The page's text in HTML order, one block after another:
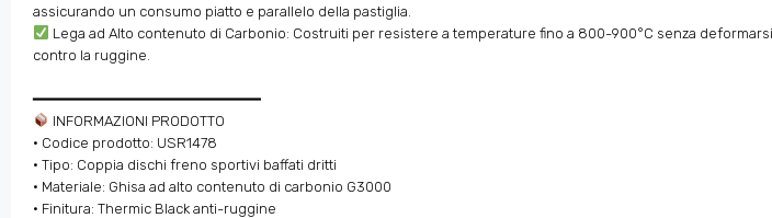
assicurando un consumo piatto e parallelo della pastiglia.
Lega ad Alto contenuto di Carbonio: Costruiti per resistere a temperature fino a 800-900°C senza
contro la ruggine.
━━━━━━━━━━━━━━━━━━━━━━━━━━
INFORMAZIONI PRODOTTO
• Codice prodotto: USR1478
• Tipo: Coppia dischi freno sportivi baffati dritti
• Materiale: Ghisa ad alto contenuto di carbonio G3000
• Finitura: Thermic Black anti-ruggine